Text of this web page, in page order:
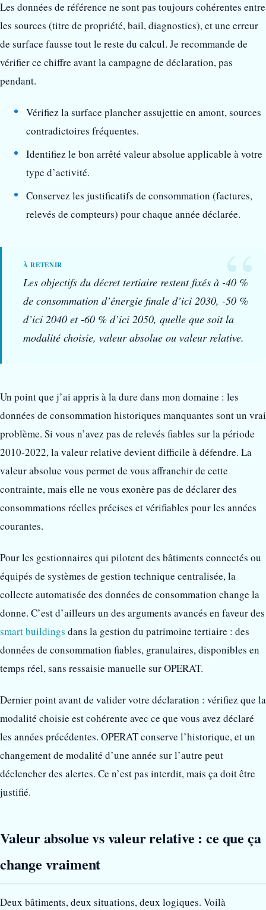
Les données de référence ne sont pas toujours cohérentes entre
les sources (titre de propriété, bail, diagnostics), et une erreur
de surface fausse tout le reste du calcul. Je recommande de
vérifier ce chiffre avant la campagne de déclaration, pas
pendant.
Vérifiez la surface plancher assujettie en amont, sources
contradictoires fréquentes.
Identifiez le bon arrêté valeur absolue applicable à votre
type d’activité.
Conservez les justificatifs de consommation (factures,
relevés de compteurs) pour chaque année déclarée.
Les objectifs du décret tertiaire restent fixés à -40 %
de consommation d’énergie finale d’ici 2030, -50 %
d’ici 2040 et -60 % d’ici 2050, quelle que soit la
modalité choisie, valeur absolue ou valeur relative.
Un point que j’ai appris à la dure dans mon domaine : les
données de consommation historiques manquantes sont un vrai
problème. Si vous n’avez pas de relevés fiables sur la période
2010-2022, la valeur relative devient difficile à défendre. La
valeur absolue vous permet de vous affranchir de cette
contrainte, mais elle ne vous exonère pas de déclarer des
consommations réelles précises et vérifiables pour les années
courantes.
Pour les gestionnaires qui pilotent des bâtiments connectés ou
équipés de systèmes de gestion technique centralisée, la
collecte automatisée des données de consommation change la
donne. C’est d’ailleurs un des arguments avancés en faveur des
smart buildings dans la gestion du patrimoine tertiaire : des
données de consommation fiables, granulaires, disponibles en
temps réel, sans ressaisie manuelle sur OPERAT.
Dernier point avant de valider votre déclaration : vérifiez que la
modalité choisie est cohérente avec ce que vous avez déclaré
les années précédentes. OPERAT conserve l’historique, et un
changement de modalité d’une année sur l’autre peut
déclencher des alertes. Ce n’est pas interdit, mais ça doit être
justifié.
Valeur absolue vs valeur relative : ce que ça
change vraiment
Deux bâtiments, deux situations, deux logiques. Voilà